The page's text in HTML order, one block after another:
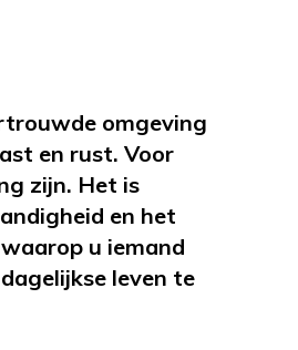
omgeving
en rust. Voor
zijn. Het is
en het
u iemand
leven te